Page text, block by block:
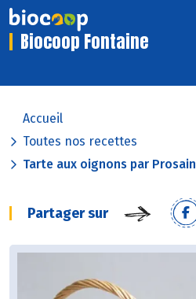
Biocoop Fontaine
Accueil
Toutes nos recettes
Tarte aux oignons par Prosain
Partager sur